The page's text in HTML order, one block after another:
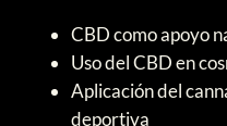
CBD como apoyo
Uso del CBD en
Aplicación del
deportiva